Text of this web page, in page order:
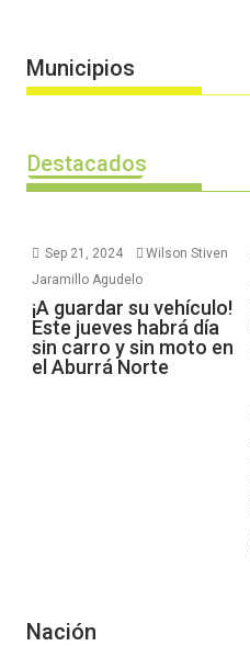
Municipios
Destacados
Sep 21, 2024
Wilson Stiven
Jaramillo Agudelo
¡A guardar su vehículo!
Este jueves habrá día
sin carro y sin moto en
el Aburrá Norte
Nación